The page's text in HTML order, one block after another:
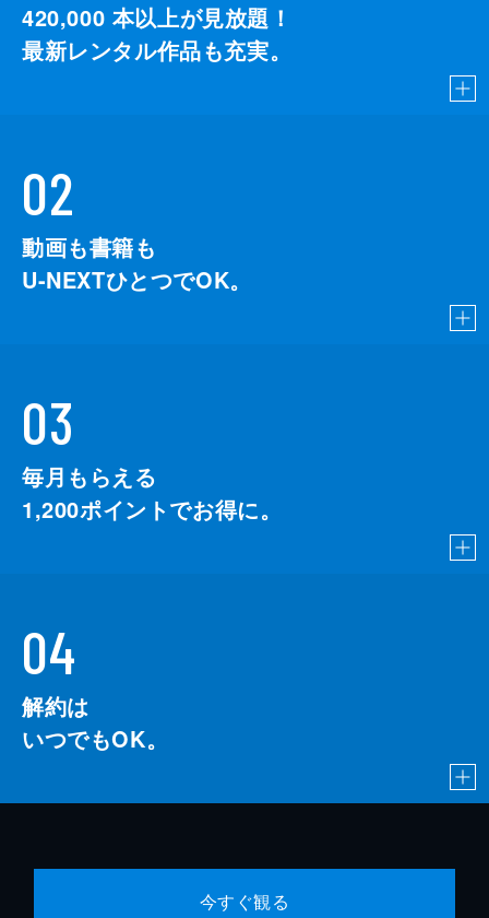
420,000 本以上が見放題！
最新レンタル作品も充実。
02
動画も書籍も
U-NEXTひとつでOK。
03
毎月もらえる
1,200ポイントでお得に。
04
解約は
いつでもOK。
今すぐ観る